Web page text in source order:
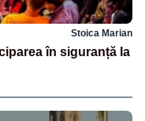
Stoica Marian
în siguranță la